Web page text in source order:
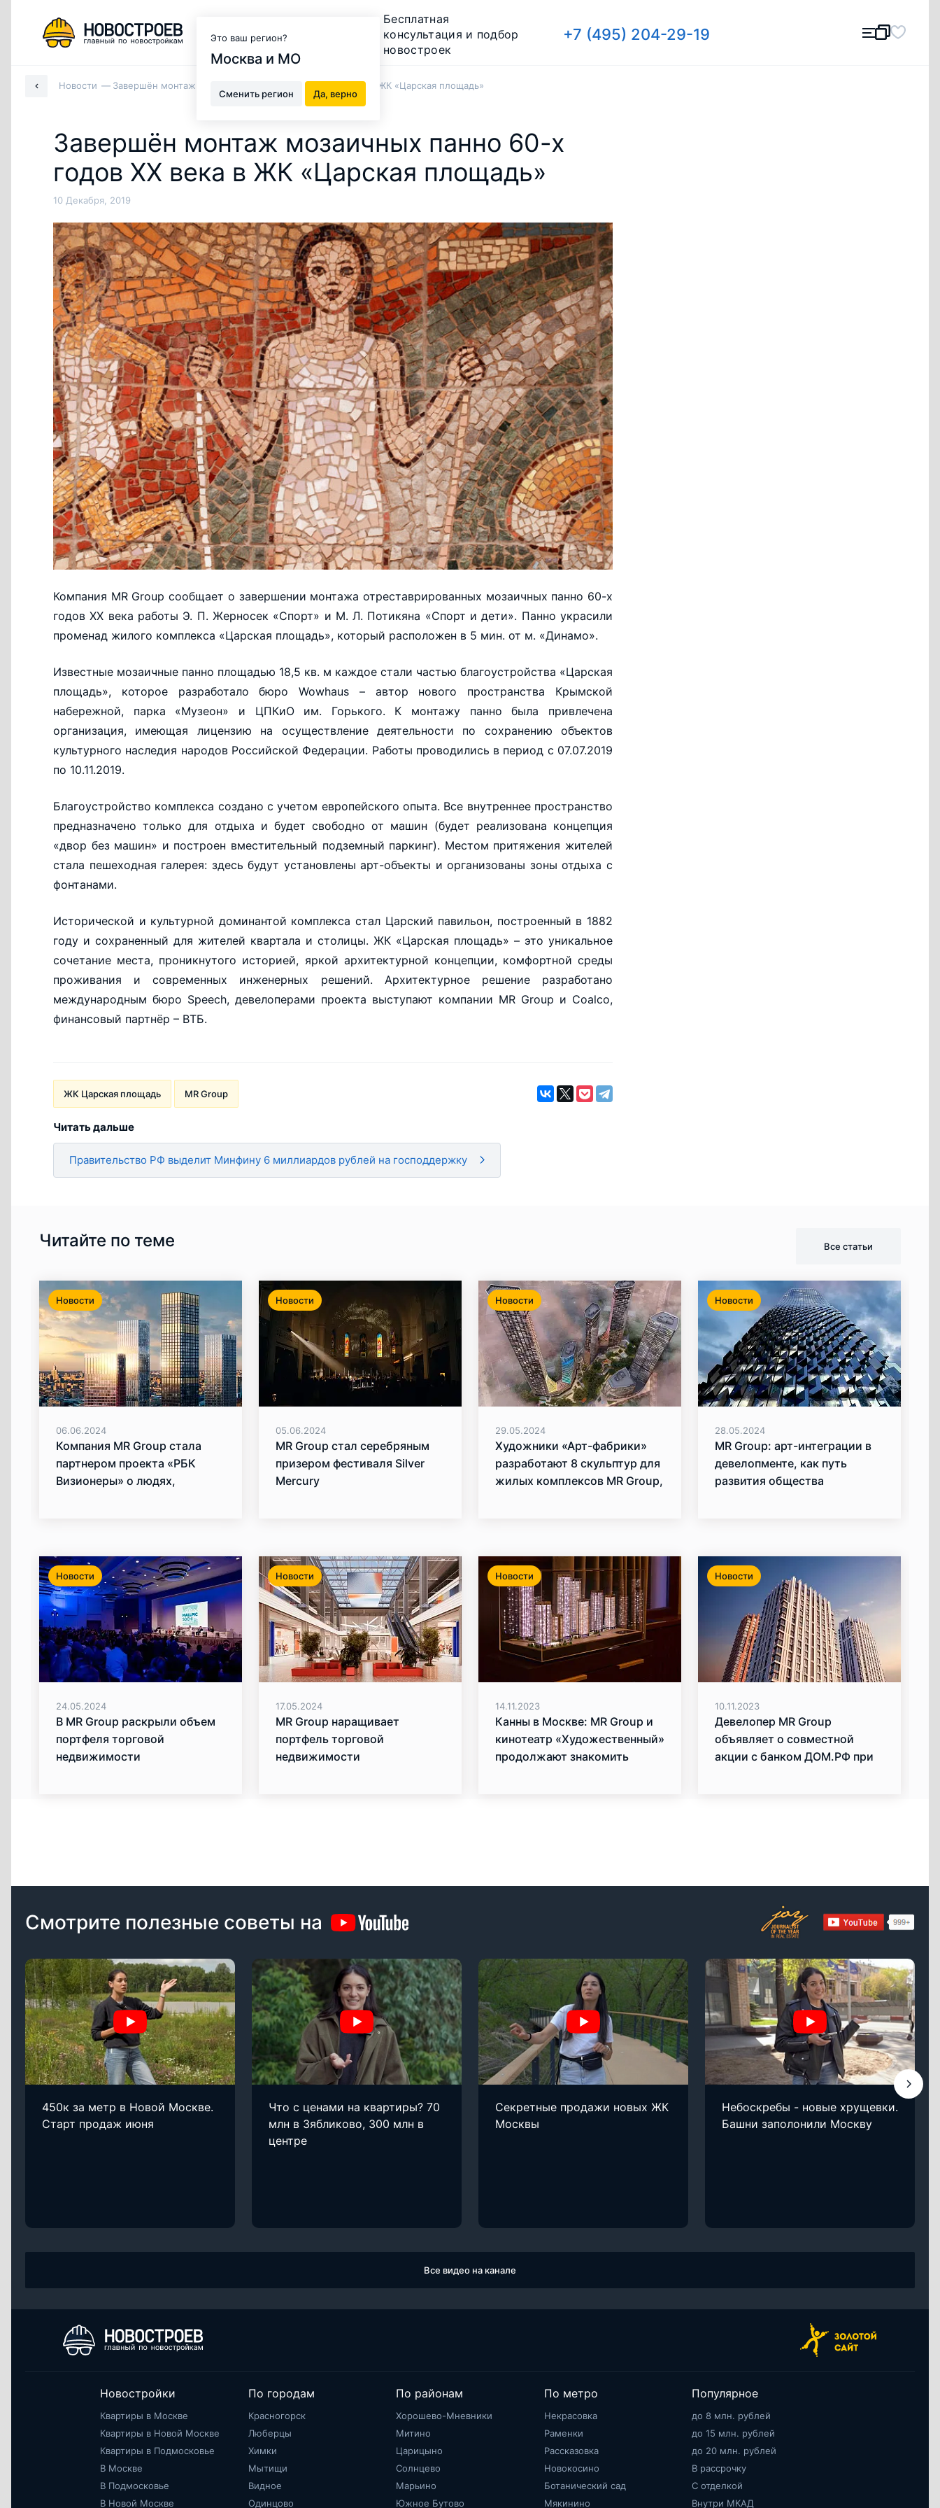
Это ваш регион?
Москва и МО
Сменить регион Да, верно
Бесплатная
консультация и подбор
новостроек
+7 (495) 204-29-19
Новости Завершён монтаж мозаичных панно 60-х годов ХХ века в ЖК «Царская площадь»
Завершён монтаж мозаичных панно 60-х
годов ХХ века в ЖК «Царская площадь»
10 Декабря, 2019
Компания MR Group сообщает о завершении монтажа отреставрированных мозаичных панно 60-х
годов ХХ века работы Э. П. Жерносек «Спорт» и М. Л. Потикяна «Спорт и дети». Панно украсили
променад жилого комплекса «Царская площадь», который расположен в 5 мин. от м. «Динамо».
Известные мозаичные панно площадью 18,5 кв. м каждое стали частью благоустройства «Царская
площадь», которое разработало бюро Wowhaus – автор нового пространства Крымской
набережной, парка «Музеон» и ЦПКиО им. Горького. К монтажу панно была привлечена
организация, имеющая лицензию на осуществление деятельности по сохранению объектов
культурного наследия народов Российской Федерации. Работы проводились в период с 07.07.2019
по 10.11.2019.
Благоустройство комплекса создано с учетом европейского опыта. Все внутреннее пространство
предназначено только для отдыха и будет свободно от машин (будет реализована концепция
«двор без машин» и построен вместительный подземный паркинг). Местом притяжения жителей
стала пешеходная галерея: здесь будут установлены арт-объекты и организованы зоны отдыха с
фонтанами.
Исторической и культурной доминантой комплекса стал Царский павильон, построенный в 1882
году и сохраненный для жителей квартала и столицы. ЖК «Царская площадь» – это уникальное
сочетание места, проникнутого историей, яркой архитектурной концепции, комфортной среды
проживания и современных инженерных решений. Архитектурное решение разработано
международным бюро Speech, девелоперами проекта выступают компании MR Group и Coalco,
финансовый партнёр – ВТБ.
ЖК Царская площадь MR Group
Читать дальше
Правительство РФ выделит Минфину 6 миллиардов рублей на господдержку
Читайте по теме Все статьи
Новости
06.06.2024
Компания MR Group стала
партнером проекта «РБК
Визионеры» о людях,
Новости
05.06.2024
MR Group стал серебряным
призером фестиваля Silver
Mercury
Новости
29.05.2024
Художники «Арт-фабрики»
разработают 8 скульптур для
жилых комплексов MR Group,
Новости
28.05.2024
MR Group: арт-интеграции в
девелопменте, как путь
развития общества
Новости
24.05.2024
В MR Group раскрыли объем
портфеля торговой
недвижимости
Новости
17.05.2024
MR Group наращивает
портфель торговой
недвижимости
Новости
14.11.2023
Канны в Москве: MR Group и
кинотеатр «Художественный»
продолжают знакомить
Новости
10.11.2023
Девелопер MR Group
объявляет о совместной
акции с банком ДОМ.РФ при
Смотрите полезные советы на
450к за метр в Новой Москве.
Старт продаж июня
Что с ценами на квартиры? 70
млн в Зябликово, 300 млн в
центре
Секретные продажи новых ЖК
Москвы
Небоскребы - новые хрущевки.
Башни заполонили Москву
Все видео на канале
Новостройки
Квартиры в Москве
Квартиры в Новой Москве
Квартиры в Подмосковье
В Москве
В Подмосковье
В Новой Москве
По городам
Красногорск
Люберцы
Химки
Мытищи
Видное
Одинцово
По районам
Хорошево-Мневники
Митино
Царицыно
Солнцево
Марьино
Южное Бутово
По метро
Некрасовка
Раменки
Рассказовка
Новокосино
Ботанический сад
Мякинино
Популярное
до 8 млн. рублей
до 15 млн. рублей
до 20 млн. рублей
В рассрочку
С отделкой
Внутри МКАД